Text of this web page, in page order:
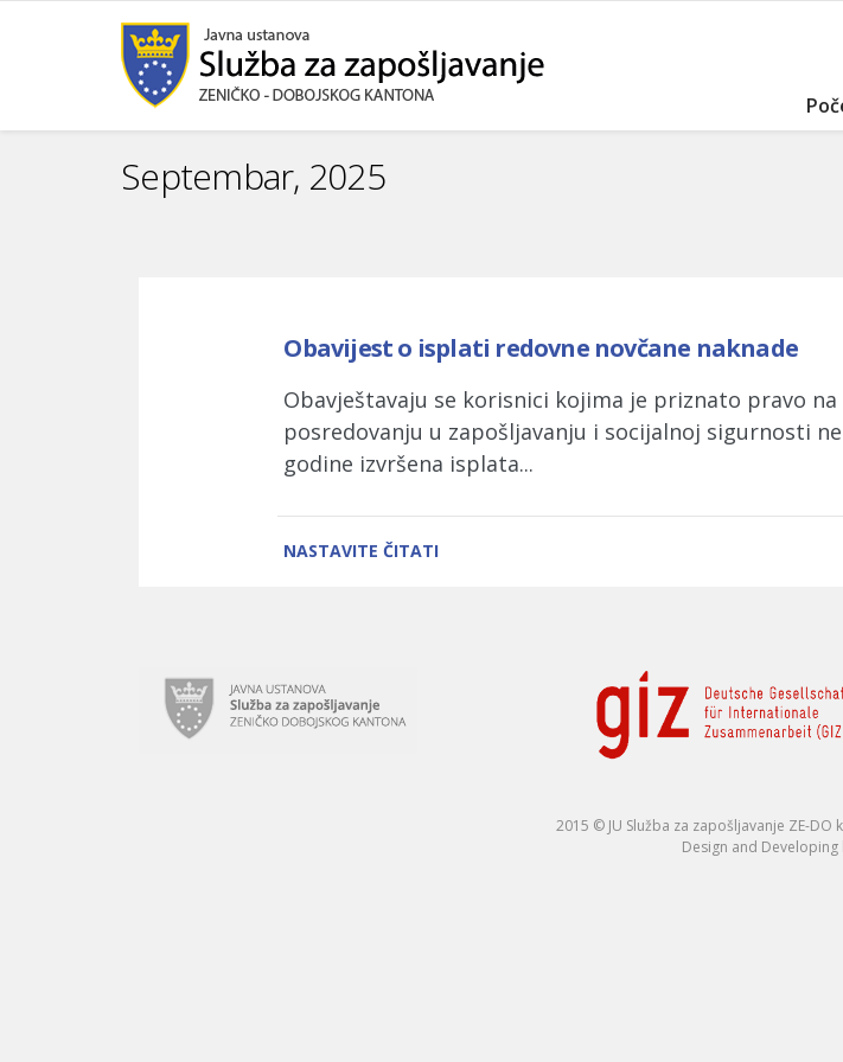
Septembar, 2025
Obavijest o isplati redovne novčane naknade
Obavještavaju se korisnici kojima je priznato pravo
posredovanju u zapošljavanju i socijalnoj sigurnosti
godine izvršena isplata...
NASTAVITE ČITATI
2015 © JU Služba za zapošljavanje ZE-DO
Design and Developing